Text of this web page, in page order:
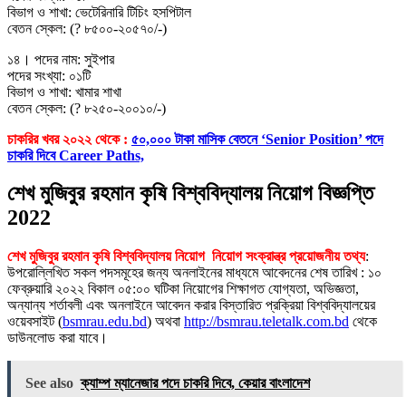
বিভাগ ও শাখা: ভেটেরিনারি টিচিং হসপিটাল
বেতন স্কেল: (? ৮৫০০-২০৫৭০/-)
১৪। পদের নাম: সুইপার
পদের সংখ্যা: ০১টি
বিভাগ ও শাখা: খামার শাখা
বেতন স্কেল: (? ৮২৫০-২০০১০/-)
চাকরির খবর ২০২২ থেকে : ৫০,০০০ টাকা মাসিক বেতনে ‘Senior Position’ পদে
চাকরি দিবে Career Paths,
শেখ মুজিবুর রহমান কৃষি বিশ্ববিদ্যালয় নিয়োগ বিজ্ঞপ্তি
2022
শেখ মুজিবুর রহমান কৃষি বিশ্ববিদ্যালয় নিয়োগ নিয়োগ সংক্রান্ত্র প্রয়োজনীয় তথ্য:
উপরােল্লিখিত সকল পদসমূহের জন্য অনলাইনের মাধ্যমে আবেদনের শেষ তারিখ : ১০
ফেব্রুয়ারি ২০২২ বিকাল ০৫:০০ ঘটিকা নিয়ােগের শিক্ষাগত যােগ্যতা, অভিজ্ঞতা,
অন্যান্য শর্তাবলী এবং অনলাইনে আবেদন করার বিস্তারিত প্রক্রিয়া বিশ্ববিদ্যালয়ের
ওয়েবসাইট (bsmrau.edu.bd) অথবা http://bsmrau.teletalk.com.bd থেকে
ডাউনলােড করা যাবে।
See also ক্যাম্প ম্যানেজার পদে চাকরি দিবে, কেয়ার বাংলাদেশ